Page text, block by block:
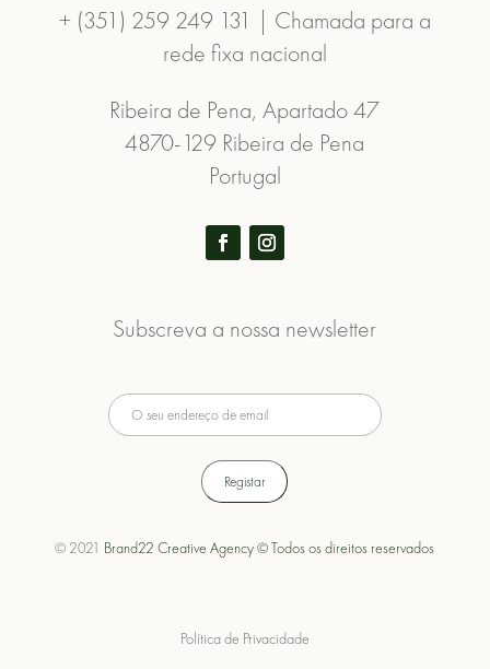
+ (351) 259 249 131 | Chamada para a
rede fixa nacional
Ribeira de Pena, Apartado 47
4870-129 Ribeira de Pena
Portugal
Subscreva a nossa newsletter
© 2021 Brand22 Creative Agency © Todos os direitos reservados
Política de Privacidade